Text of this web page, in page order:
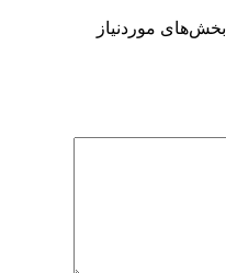
بخش‌های موردنیاز